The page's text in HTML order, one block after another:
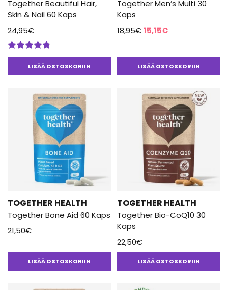
Together Beautiful Hair,
Skin & Nail 60 Kaps
24,95€
Arvostelu
tuotteesta:LISÄÄ OSTOSKORIIN
Together Men’s Multi 30
Kaps
18,95€Alkuperäinen
oli:
18,95€.
15,15€Nykyinen
on:
15,15€.
LISÄÄ OSTOSKORIIN
TOGETHER HEALTH
Together Bone Aid 60 Kaps
21,50€
LISÄÄ OSTOSKORIIN
TOGETHER HEALTH
Together Bio-CoQ10 30
Kaps
22,50€
LISÄÄ OSTOSKORIIN